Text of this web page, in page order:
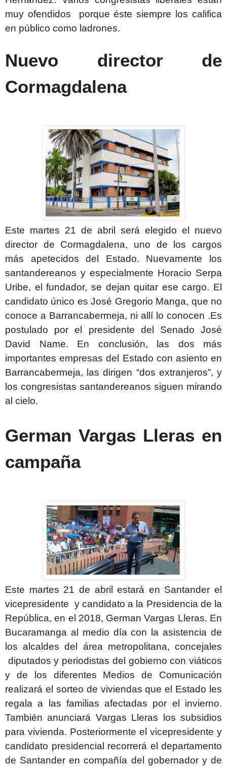
muy ofendidos porque éste siempre los califica
en público como ladrones.
Nuevo director de
Cormagdalena
Este martes 21 de abril será elegido el nuevo
director de Cormagdalena, uno de los cargos
más apetecidos del Estado. Nuevamente los
santandereanos y especialmente Horacio Serpa
Uribe, el fundador, se dejan quitar ese cargo. El
candidato único es José Gregorio Manga, que no
conoce a Barrancabermeja, ni allí lo conocen .Es
postulado por el presidente del Senado José
David Name. En conclusión, las dos más
importantes empresas del Estado con asiento en
Barrancabermeja, las dirigen “dos extranjeros”, y
los congresistas santandereanos siguen mirando
al cielo.
German Vargas Lleras en
campaña
Este martes 21 de abril estará en Santander el
vicepresidente y candidato a la Presidencia de la
República, en el 2018, German Vargas Lleras. En
Bucaramanga al medio día con la asistencia de
los alcaldes del área metropolitana, concejales
diputados y periodistas del gobierno con viáticos
y de los diferentes Medios de Comunicación
realizará el sorteo de viviendas que el Estado les
regala a las familias afectadas por el invierno.
También anunciará Vargas Lleras los subsidios
para vivienda. Posteriormente el vicepresidente y
candidato presidencial recorrerá el departamento
de Santander en compañía del gobernador y de